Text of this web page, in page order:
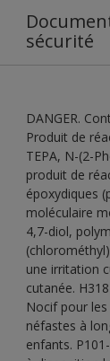
sécurité
DANGER.
Produit de
TEPA, N-(2-
produit de
époxydiques
moléculaire
4,7-diol,
une irritation
cutanée.
Nocif pour
néfastes à
enfants.